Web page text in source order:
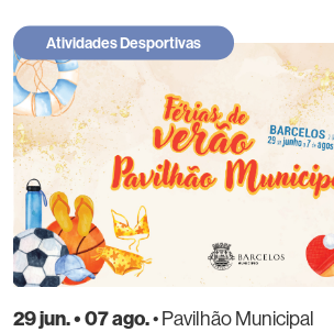
Atividades Desportivas
29 jun. • 07 ago.• Pavilhão Municipal